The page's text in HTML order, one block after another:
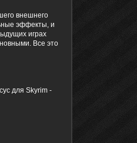
внешнего
эффекты, и
играх
Все это
для Skyrim -